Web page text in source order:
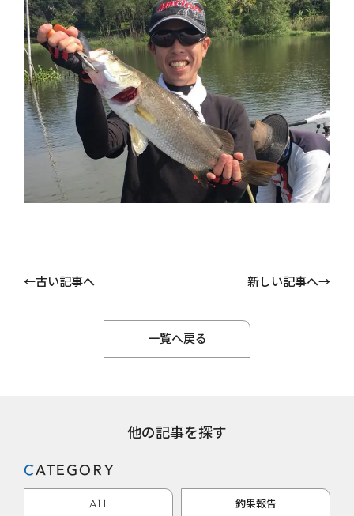
古い記事へ 新しい記事へ
一覧へ戻る
他の記事を探す
CATEGORY
ALL 釣果報告